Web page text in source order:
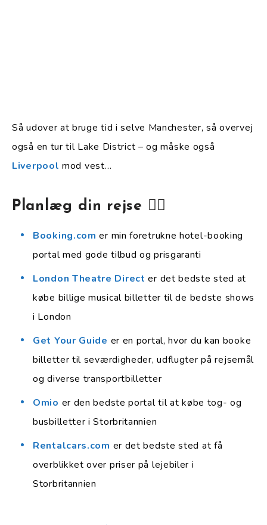
Så udover at bruge tid i selve Manchester, så overvej
også en tur til Lake District – og måske også
Liverpool mod vest…
Planlæg din rejse 👇🏻
Booking.com er min foretrukne hotel-booking
portal med gode tilbud og prisgaranti
London Theatre Direct er det bedste sted at
købe billige musical billetter til de bedste shows
i London
Get Your Guide er en portal, hvor du kan booke
billetter til seværdigheder, udflugter på rejsemål
og diverse transportbilletter
Omio er den bedste portal til at købe tog- og
busbilletter i Storbritannien
Rentalcars.com er det bedste sted at få
overblikket over priser på lejebiler i
Storbritannien